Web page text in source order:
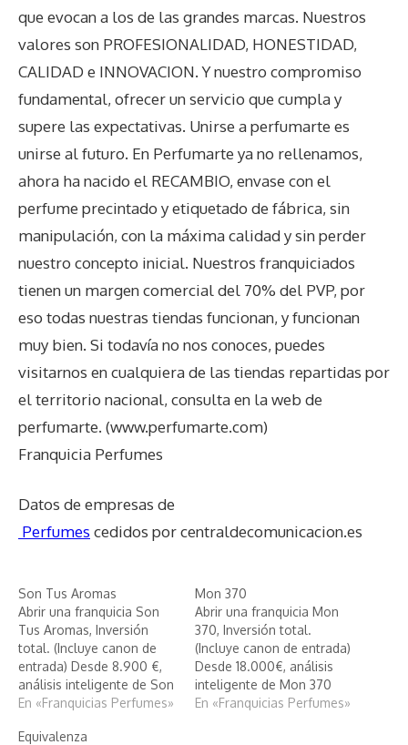
que evocan a los de las grandes marcas. Nuestros
valores son PROFESIONALIDAD, HONESTIDAD,
CALIDAD e INNOVACION. Y nuestro compromiso
fundamental, ofrecer un servicio que cumpla y
supere las expectativas. Unirse a perfumarte es
unirse al futuro. En Perfumarte ya no rellenamos,
ahora ha nacido el RECAMBIO, envase con el
perfume precintado y etiquetado de fábrica, sin
manipulación, con la máxima calidad y sin perder
nuestro concepto inicial. Nuestros franquiciados
tienen un margen comercial del 70% del PVP, por
eso todas nuestras tiendas funcionan, y funcionan
muy bien. Si todavía no nos conoces, puedes
visitarnos en cualquiera de las tiendas repartidas por
el territorio nacional, consulta en la web de
perfumarte. (www.perfumarte.com)
Franquicia Perfumes
Datos de empresas de
Perfumes cedidos por centraldecomunicacion.es
Son Tus Aromas
Abrir una franquicia Son
Tus Aromas, Inversión
total. (Incluye canon de
entrada) Desde 8.900 €,
análisis inteligente de Son
Tus Aromas
En «Franquicias Perfumes»
Mon 370
Abrir una franquicia Mon
370, Inversión total.
(Incluye canon de entrada)
Desde 18.000€, análisis
inteligente de Mon 370
En «Franquicias Perfumes»
Equivalenza